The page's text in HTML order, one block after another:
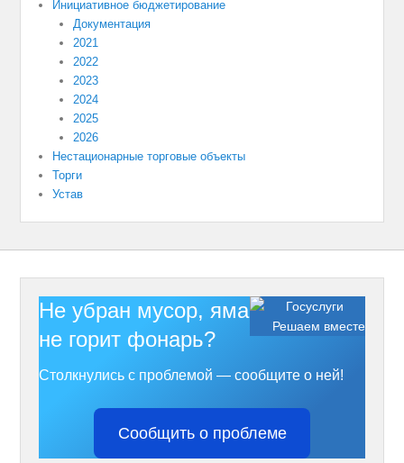
Инициативное бюджетирование
Документация
2021
2022
2023
2024
2025
2026
Нестационарные торговые объекты
Торги
Устав
Решаем вместе
Не убран мусор, яма на дороге,
не горит фонарь?
Столкнулись с проблемой — сообщите о ней!
Сообщить о проблеме